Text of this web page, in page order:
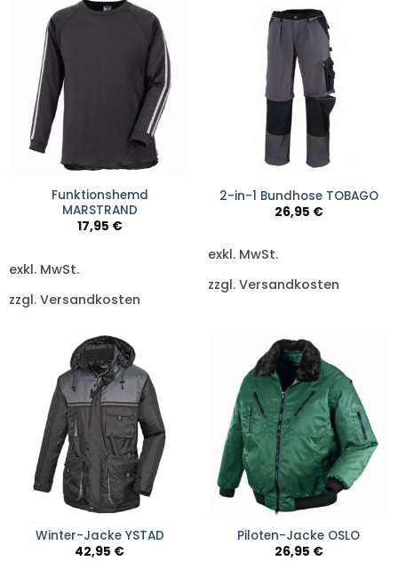
Funktionshemd
MARSTRAND
17,95 €
exkl. MwSt.
zzgl. Versandkosten
2-in-1 Bundhose TOBAGO
26,95 €
exkl. MwSt.
zzgl. Versandkosten
Winter-Jacke YSTAD
42,95 €
Piloten-Jacke OSLO
26,95 €